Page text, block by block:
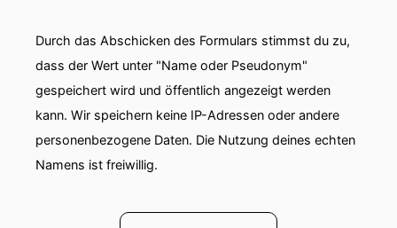
Durch das Abschicken des Formulars stimmst du zu,
dass der Wert unter "Name oder Pseudonym"
gespeichert wird und öffentlich angezeigt werden
kann. Wir speichern keine IP-Adressen oder andere
personenbezogene Daten. Die Nutzung deines echten
Namens ist freiwillig.